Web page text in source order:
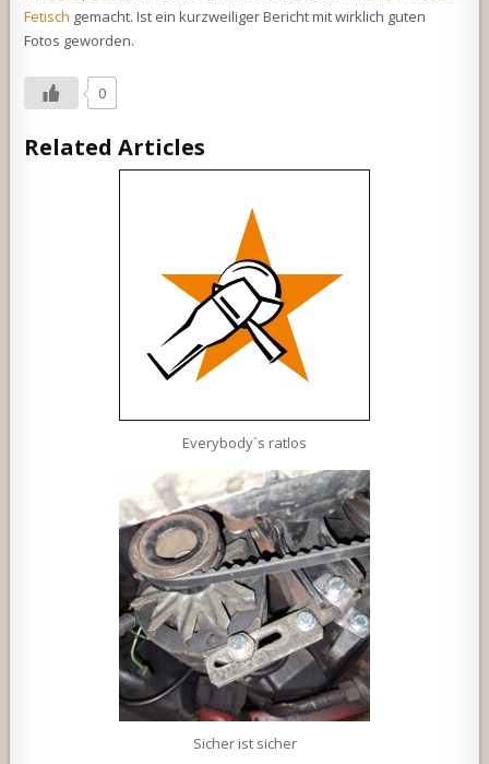
Fetisch gemacht. Ist ein kurzweiliger Bericht mit wirklich guten
Fotos geworden.
0
Related Articles
Everybody´s ratlos
Sicher ist sicher